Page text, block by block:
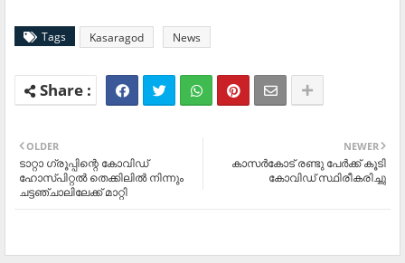
Tags Kasaragod News
NEWER
കാസര്‍കോട് രണ്ടു പേര്‍ക്ക് കൂടി
കോവിഡ് സ്ഥിരീകരിച്ചു
OLDER
ടാറ്റാ ഗ്രൂപ്പിന്റെ കോവിഡ്
ഹോസ്പിറ്റല്‍ തെക്കിലില്‍ നിന്നും
ചട്ടഞ്ചാലിലേക്ക് മാറ്റി